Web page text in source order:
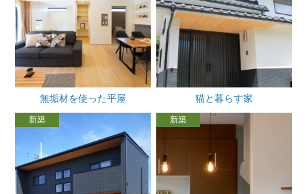
無垢材を使った平屋 猫と暮らす家
新築 新築